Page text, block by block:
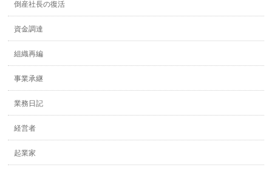
倒産社長の復活
資金調達
組織再編
事業承継
業務日記
経営者
起業家